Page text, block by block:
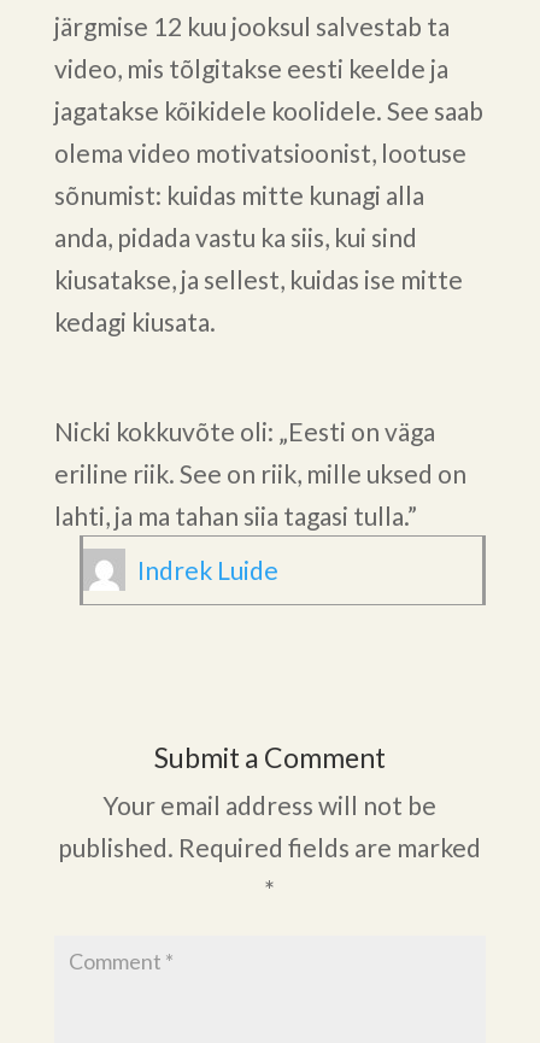
järgmise 12 kuu jooksul salvestab ta
video, mis tõlgitakse eesti keelde ja
jagatakse kõikidele koolidele. See saab
olema video motivatsioonist, lootuse
sõnumist: kuidas mitte kunagi alla
anda, pidada vastu ka siis, kui sind
kiusatakse, ja sellest, kuidas ise mitte
kedagi kiusata.
Nicki kokkuvõte oli: „Eesti on väga
eriline riik. See on riik, mille uksed on
lahti, ja ma tahan siia tagasi tulla.”
Indrek Luide
Submit a Comment
Your email address will not be
published. Required fields are marked
*